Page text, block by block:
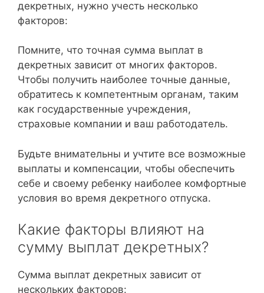
декретных, нужно учесть несколько
факторов:
Помните, что точная сумма выплат в
декретных зависит от многих факторов.
Чтобы получить наиболее точные данные,
обратитесь к компетентным органам, таким
как государственные учреждения,
страховые компании и ваш работодатель.
Будьте внимательны и учтите все возможные
выплаты и компенсации, чтобы обеспечить
себе и своему ребенку наиболее комфортные
условия во время декретного отпуска.
Какие факторы влияют на
сумму выплат декретных?
Сумма выплат декретных зависит от
нескольких факторов: